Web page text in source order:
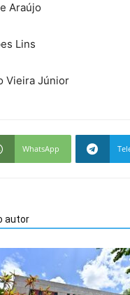
Araújo
Lins
Vieira Júnior
WhatsApp
autor